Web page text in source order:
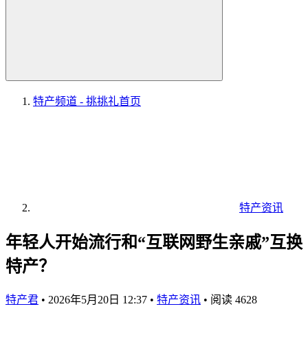
特产频道 - 挑挑礼首页
特产资讯
年轻人开始流行和“互联网野生亲戚”互换
特产？
特产君 • 2026年5月20日 12:37 • 特产资讯 • 阅读 4628